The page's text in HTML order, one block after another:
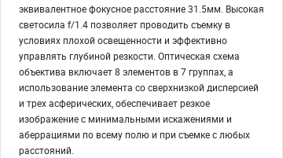
эквивалентное фокусное расстояние 31.5мм. Высокая
светосила f/1.4 позволяет проводить съемку в
условиях плохой освещенности и эффективно
управлять глубиной резкости. Оптическая схема
объектива включает 8 элементов в 7 группах, а
использование элемента со сверхнизкой дисперсией
и трех асферических, обеспечивает резкое
изображение с минимальными искажениями и
аберрациями по всему полю и при съемке с любых
расстояний.